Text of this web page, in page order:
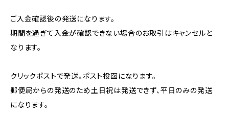
ご入金確認後の発送になります。
期間を過ぎて入金が確認できない場合のお取引はキャンセルと
なります。
クリックポストで発送。ポスト投函になります。
郵便局からの発送のため土日祝は発送できず、平日のみの発送
になります。